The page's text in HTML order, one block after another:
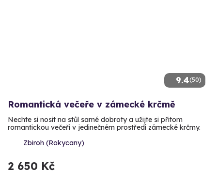
9.4(50)
Romantická večeře v zámecké krčmě
Nechte si nosit na stůl samé dobroty a užijte si přitom
romantickou večeři v jedinečném prostředí zámecké krčmy.
Zbiroh (Rokycany)
2 650 Kč